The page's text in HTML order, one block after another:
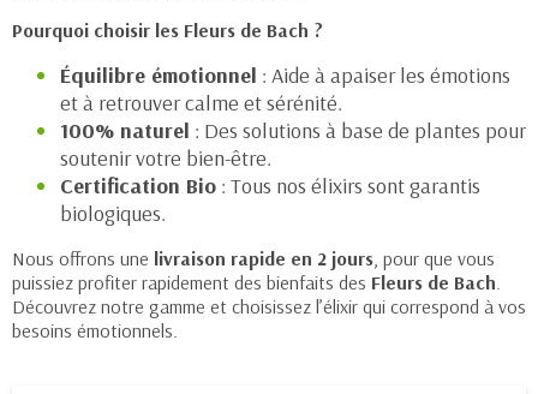
Pourquoi choisir les Fleurs de Bach ?
Équilibre émotionnel : Aide à apaiser les émotions
et à retrouver calme et sérénité.
100% naturel : Des solutions à base de plantes pour
soutenir votre bien-être.
Certification Bio : Tous nos élixirs sont garantis
biologiques.
Nous offrons une livraison rapide en 2 jours , pour que vous
puissiez profiter rapidement des bienfaits des Fleurs de Bach
Découvrez notre gamme et choisissez l’élixir qui correspond à vos
besoins émotionnels.